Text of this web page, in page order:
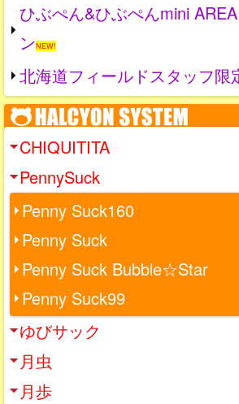
ひぶぺん&ひぶぺんmini
ンNEW!
北海道フィールドスタッフ限
CHIQUITITA
PennySuck
Penny Suck160
Penny Suck
Penny Suck Bubble☆Star
Penny Suck99
ゆびサック
月虫
月歩